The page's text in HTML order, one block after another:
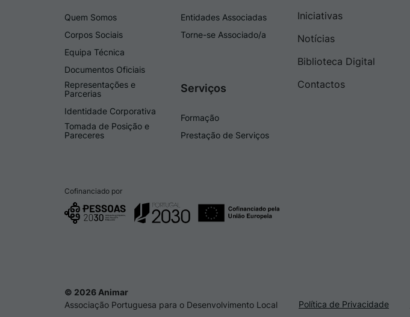
Quem Somos
Corpos Sociais
Equipa Técnica
Documentos Oficiais
Representações e
Parcerias
Identidade Corporativa
Tomada de Posição e
Pareceres
Entidades Associadas
Torne-se Associado/a
Serviços
Formação
Prestação de Serviços
Iniciativas
Notícias
Biblioteca Digital
Contactos
Cofinanciado por
© 2026 Animar
Associação Portuguesa para o Desenvolvimento Local
Política de Privacidade